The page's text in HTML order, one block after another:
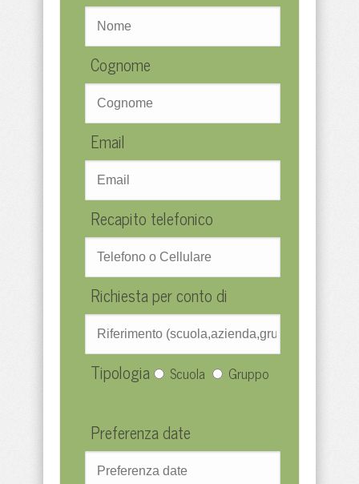
Cognome
Email
Recapito telefonico
Richiesta per conto di
Tipologia Scuola Gruppo
Preferenza date